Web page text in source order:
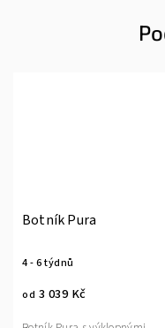
Botník Pura
4 - 6 týdnů
od 3 039 Kč